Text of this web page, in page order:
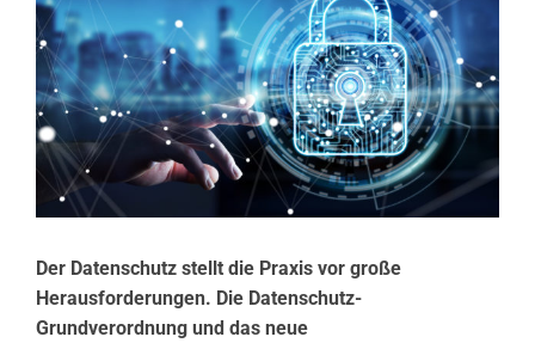
Der Datenschutz stellt die Praxis vor große
Herausforderungen. Die Datenschutz-
Grundverordnung und das neue